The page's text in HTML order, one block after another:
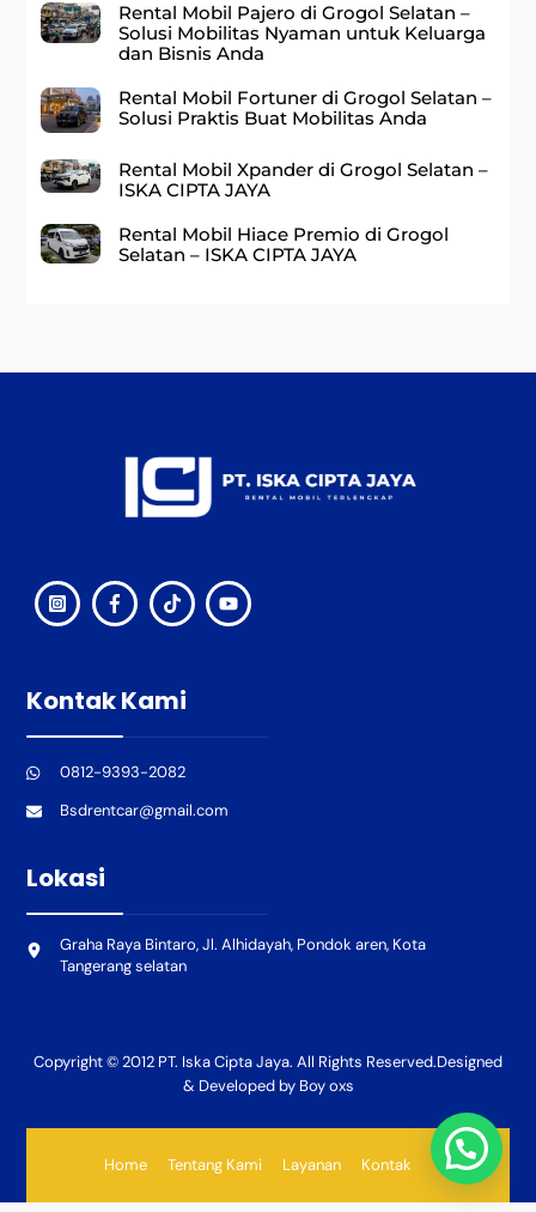
Rental Mobil Pajero di Grogol Selatan –
Solusi Mobilitas Nyaman untuk Keluarga
dan Bisnis Anda
Rental Mobil Fortuner di Grogol Selatan –
Solusi Praktis Buat Mobilitas Anda
Rental Mobil Xpander di Grogol Selatan –
ISKA CIPTA JAYA
Rental Mobil Hiace Premio di Grogol
Selatan – ISKA CIPTA JAYA
Kontak Kami
0812-9393-2082
Bsdrentcar@gmail.com
Lokasi
Graha Raya Bintaro, Jl. Alhidayah, Pondok aren, Kota
Tangerang selatan
Home Tentang Kami Layanan Kontak
Copyright © 2012 PT. Iska Cipta Jaya. All Rights Reserved.Designed
& Developed by Boy oxs